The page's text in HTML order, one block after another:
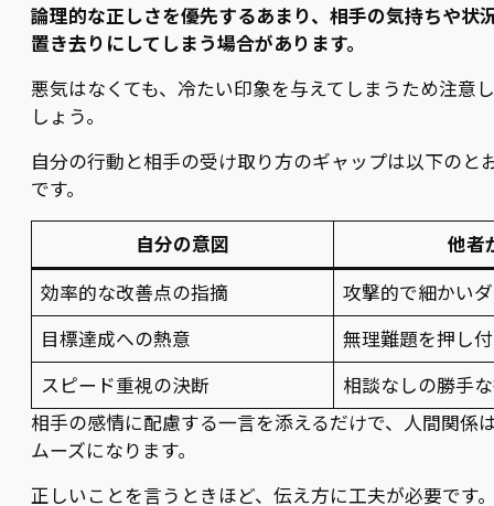
論理的な正しさを優先するあまり、相手の気持ちや状
置き去りにしてしまう場合があります。
悪気はなくても、冷たい印象を与えてしまうため注意
しょう。
自分の行動と相手の受け取り方のギャップは以下のと
です。
自分の意図
他者
効率的な改善点の指摘
攻撃的で細かい
目標達成への熱意
無理難題を押し
スピード重視の決断
相談なしの勝手
相手の感情に配慮する一言を添えるだけで、人間関係
ムーズになります。
正しいことを言うときほど、伝え方に工夫が必要です